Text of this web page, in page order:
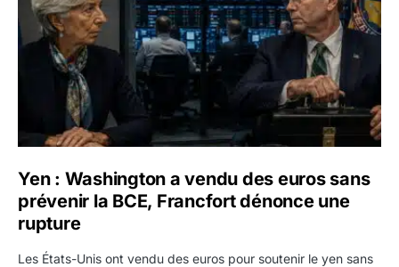
Yen : Washington a vendu des euros sans
prévenir la BCE, Francfort dénonce une
rupture
Les États-Unis ont vendu des euros pour soutenir le yen sans